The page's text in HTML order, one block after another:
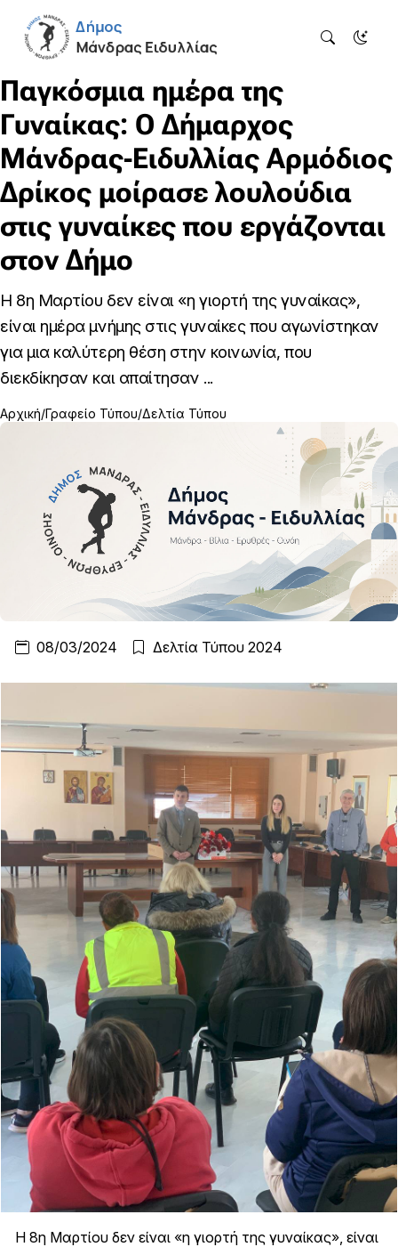
Παγκόσμια ημέρα της
Γυναίκας: Ο Δήμαρχος
Μάνδρας-Ειδυλλίας Αρμόδιος
Δρίκος μοίρασε λουλούδια
στις γυναίκες που εργάζονται
στον Δήμο
Η 8η Μαρτίου δεν είναι «η γιορτή της γυναίκας»,
είναι ημέρα μνήμης στις γυναίκες που αγωνίστηκαν
για μια καλύτερη θέση στην κοινωνία, που
διεκδίκησαν και απαίτησαν ...
Αρχική Γραφείο Τύπου Δελτία Τύπου
08/03/2024 Δελτία Τύπου 2024
Η 8η Μαρτίου δεν είναι «η γιορτή της γυναίκας», είναι